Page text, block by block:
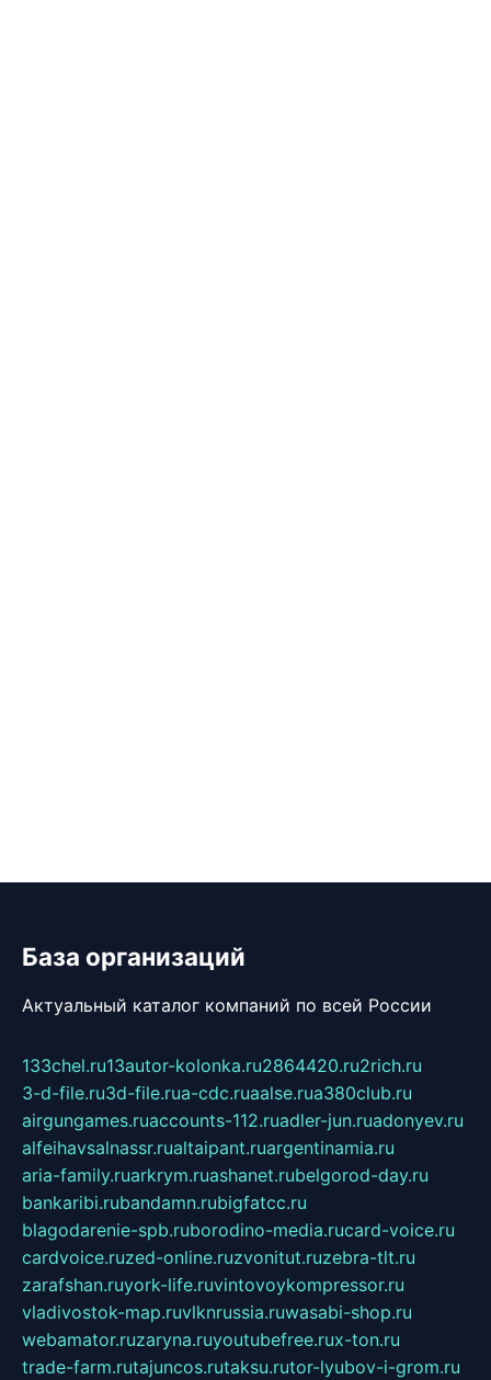
База организаций
Актуальный каталог компаний по всей России
133chel.ru13autor-kolonka.ru2864420.ru2rich.ru
3-d-file.ru3d-file.rua-cdc.ruaalse.rua380club.ru
airgungames.ruaccounts-112.ruadler-jun.ruadonyev.ru
alfeihavsalnassr.rualtaipant.ruargentinamia.ru
aria-family.ruarkrym.ruashanet.rubelgorod-day.ru
bankaribi.rubandamn.rubigfatcc.ru
blagodarenie-spb.ruborodino-media.rucard-voice.ru
cardvoice.ruzed-online.ruzvonitut.ruzebra-tlt.ru
zarafshan.ruyork-life.ruvintovoykompressor.ru
vladivostok-map.ruvlknrussia.ruwasabi-shop.ru
webamator.ruzaryna.ruyoutubefree.rux-ton.ru
trade-farm.rutajuncos.rutaksu.rutor-lyubov-i-grom.ru